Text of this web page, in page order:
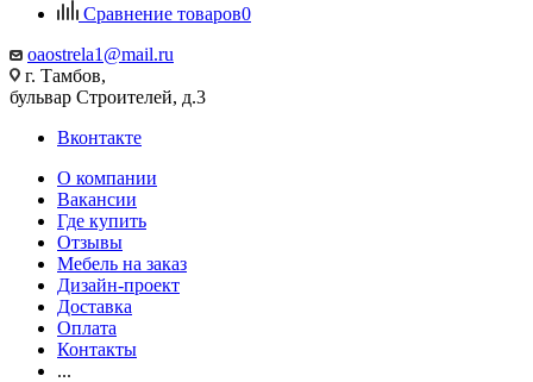
Сравнение товаров0
oaostrela1@mail.ru
г. Тамбов,
бульвар Строителей, д.3
Вконтакте
О компании
Вакансии
Где купить
Отзывы
Мебель на заказ
Дизайн-проект
Доставка
Оплата
Контакты
...